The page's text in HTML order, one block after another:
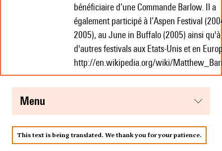
bénéficiaire d’une Commande Barlow. Il a
également participé à l’Aspen Festival
2005), au June in Buffalo (2005) ainsi qu'à
d'autres festivals aux Etats-Unis et en
http://en.wikipedia.org/wiki/
menu
This text is being translated. We thank you for your patience.